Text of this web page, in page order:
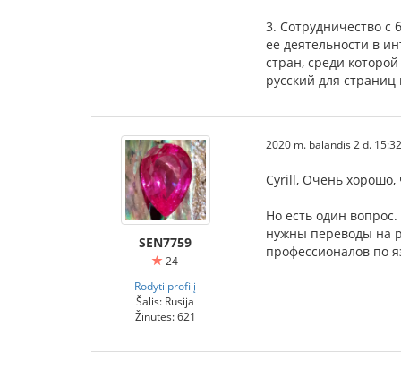
3. Сотрудничество с
ее деятельности в
стран, среди
русский для
SEN7759
24
Rodyti profilį
Šalis: Rusija
Žinutės: 621
2020 m. balandis 2 d.
Cyrill, Очень хорошо,
Но есть один
нужны переводы на
профессионалов по